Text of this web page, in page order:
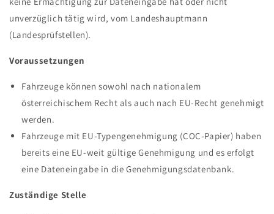
unverzüglich tätig wird, vom Landeshauptmann
(Landesprüfstellen).
Voraussetzungen
Fahrzeuge können sowohl nach nationalem
österreichischem Recht als auch nach EU-Recht genehmigt
werden.
Fahrzeuge mit EU-Typengenehmigung (COC-Papier) haben
bereits eine EU-weit gültige Genehmigung und es erfolgt
eine Dateneingabe in die Genehmigungsdatenbank.
Zuständige Stelle